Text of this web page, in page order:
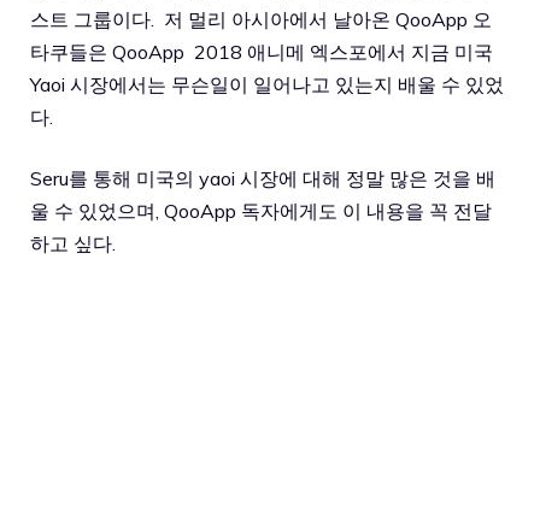
스트 그룹이다. 저 멀리 아시아에서 날아온 QooApp 오
타쿠들은 QooApp 2018 애니메 엑스포에서 지금 미국
Yaoi 시장에서는 무슨일이 일어나고 있는지 배울 수 있었
다.
Seru를 통해 미국의 yaoi 시장에 대해 정말 많은 것을 배
울 수 있었으며, QooApp 독자에게도 이 내용을 꼭 전달
하고 싶다.